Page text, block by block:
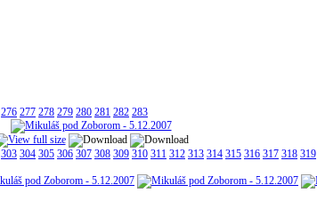
276 277 278 279 280 281 282 283
303 304 305 306 307 308 309 310 311 312 313 314 315 316 317 318 319